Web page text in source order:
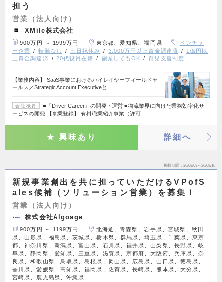
担う
営業（法人向け）
XMile株式会社
900万円 ～ 1999万円 東京都、愛知県、福岡県
ベンチャ
ー企業
転勤なし 土日祝休み 3,000万円以上資金調達済
1億円以
上資金調達済
20代役員在籍 副業してもOK 育児支援制度
【業務内容】 SaaS事業におけるハイレイヤーフィールドセ
ールス／Strategic Account Executiveと…
会社概要
■『Driver Career』の開発・運営 ■物流業界に向けた業務効率化サ
ービスの開発 【事業登録】 有料職業紹介事業（許可…
興味あり 詳細へ
掲載期間 26/08/03～26/08/16
新規事業創出を共に担っていただけるVPofS
ales候補（ソリューション営業）を募集！
営業（法人向け）
株式会社Algoage
900万円 ～ 1199万円
北海道、青森県、岩手県、宮城県、秋田
県、山形県、福島県、茨城県、栃木県、群馬県、埼玉県、千葉県、東京
都、神奈川県、新潟県、富山県、石川県、福井県、山梨県、長野県、岐
阜県、静岡県、愛知県、三重県、滋賀県、京都府、大阪府、兵庫県、奈
良県、和歌山県、鳥取県、島根県、岡山県、広島県、山口県、徳島県、
香川県、愛媛県、高知県、福岡県、佐賀県、長崎県、熊本県、大分県、
宮崎県、鹿児島県、沖縄県